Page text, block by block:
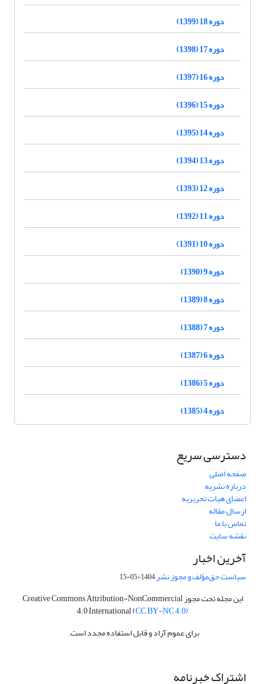
دوره 18 (1399)
دوره 17 (1398)
دوره 16 (1397)
دوره 15 (1396)
دوره 14 (1395)
دوره 13 (1394)
دوره 12 (1393)
دوره 11 (1392)
دوره 10 (1391)
دوره 9 (1390)
دوره 8 (1389)
دوره 7 (1388)
دوره 6 (1387)
دوره 5 (1386)
دوره 4 (1385)
دسترسی سریع
صفحه اصلی
درباره نشریه
اعضای هیات تحریریه
ارسال مقاله
تماس با ما
نقشه سایت
آخرین اخبار
سیاست حق‌مؤلف و مجوز نشر1404-05-15
این مجله تحت مجوز Creative Commons Attribution-NonCommercial
4.0 International (CC BY-NC 4.0)
برای عموم آزاد و قابل استفاده مجدد است.
اشتراک خبرنامه